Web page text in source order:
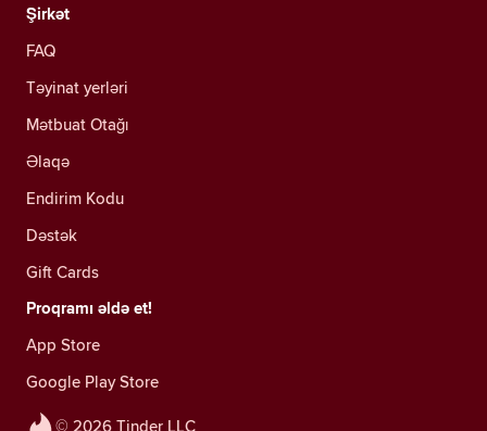
© 2026 Tinder LLC
Şirkət
FAQ
Təyinat yerləri
Mətbuat Otağı
Əlaqə
Endirim Kodu
Dəstək
Gift Cards
Proqramı əldə et!
App Store
Google Play Store